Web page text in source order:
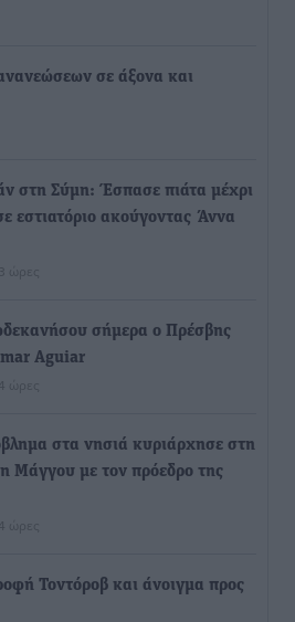
σε άξονα και
στη Σύμη: Έσπασε πιάτα μέχρι
εστιατόριο ακούγοντας Άννα
ώρες
σήμερα ο Πρέσβης
Aguiar
ώρες
στα νησιά κυριάρχησε στη
Μάγγου με τον πρόεδρο της
ώρες
Τοντόροβ και άνοιγμα προς